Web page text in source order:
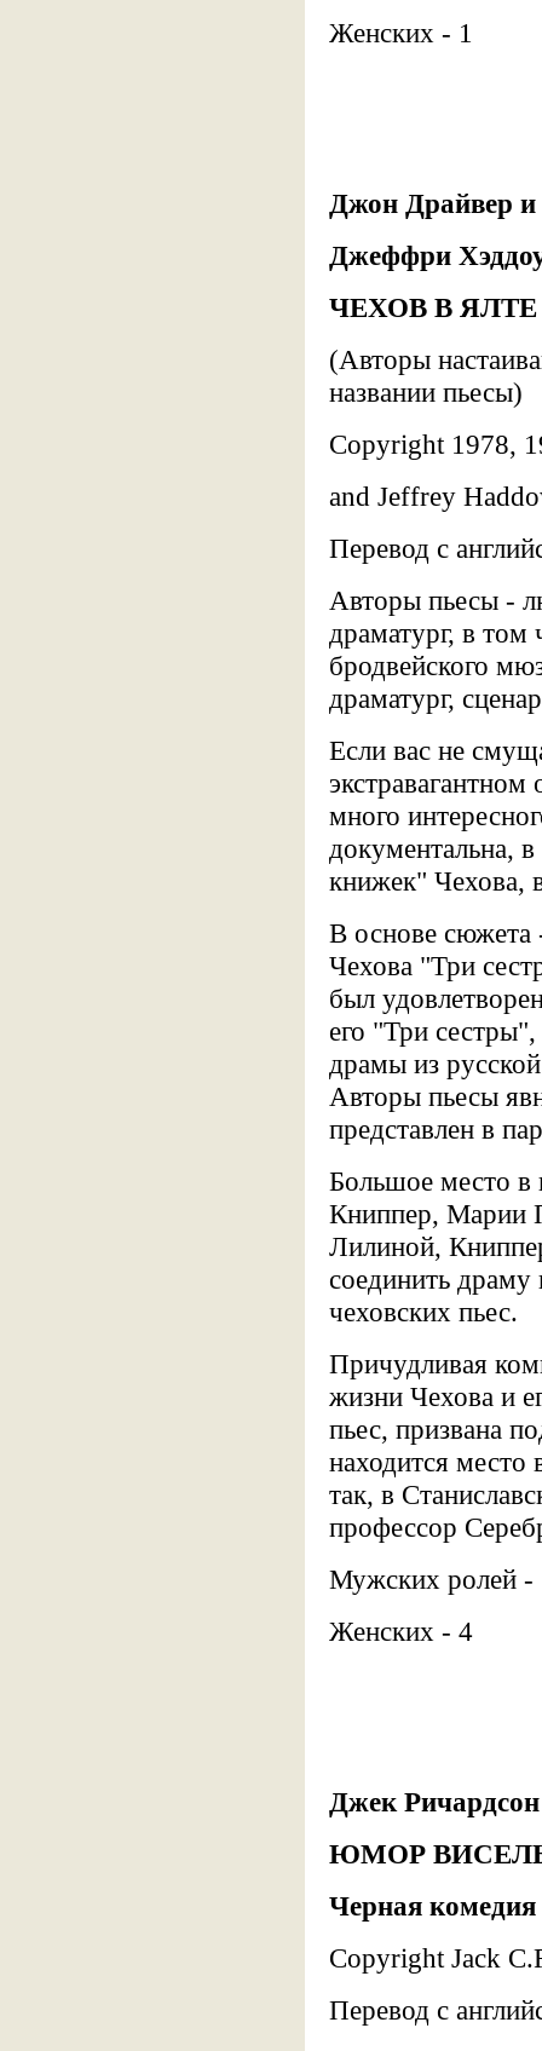
Женских - 1
Джон Драйвер и
Джеффри
ЧЕХОВ В ЯЛТЕ
(Авторы
названии пьесы)
Copyright 1978,
and Jeffrey
Перевод с
Авторы пьесы -
драматург, в том
бродвейского
драматург,
Если вас не
много
документальна,
книжек" Чехова,
В основе сюжета
Чехова "Три
был
его "Три
драмы из
Авторы пьесы
представлен в
Большое место в
Книппер, Марии
Лилиной,
соединить
чеховских пьес.
Причудливая
жизни Чехова и
пьес, призвана
находится место
так, в
профессор
Мужских ролей -
Женских - 4
Джек Ричардсон
ЮМОР
Черная комедия
Copyright Jack
Перевод с